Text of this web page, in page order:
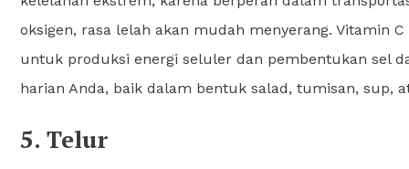
oksigen, rasa lelah akan mudah menyerang. Vitamin
untuk produksi energi seluler dan pembentukan sel
harian Anda, baik dalam bentuk salad, tumisan, sup,
5. Telur